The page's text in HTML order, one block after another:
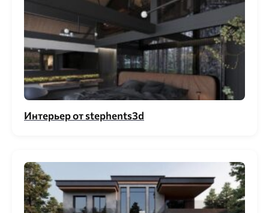
Интерьер от stephents3d